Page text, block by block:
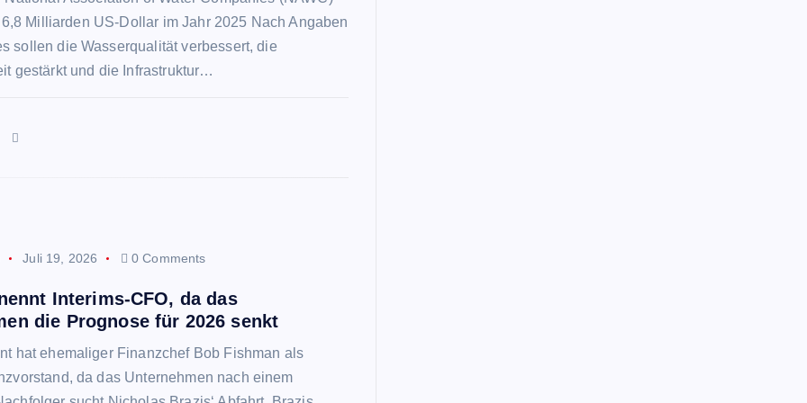
Milliarden US-Dollar im Jahr 2025 Nach Angaben
sollen die Wasserqualität verbessert, die
gestärkt und die Infrastruktur…
Juli 19, 2026 0 Comments
Interims-CFO, da das
die Prognose für 2026 senkt
hat ehemaliger Finanzchef Bob Fishman als
da das Unternehmen nach einem